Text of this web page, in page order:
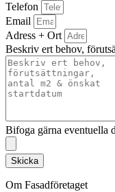
Telefon
Email
Adress + Ort
Beskriv ert behov,
Bifoga gärna eventuella
Skicka
Om Fasadföretaget